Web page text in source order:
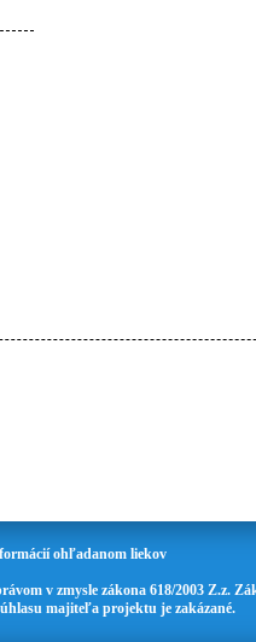
ohľadanom liekov
v zmysle zákona 618/2003 Z.z.
majiteľa projektu je zakázané.